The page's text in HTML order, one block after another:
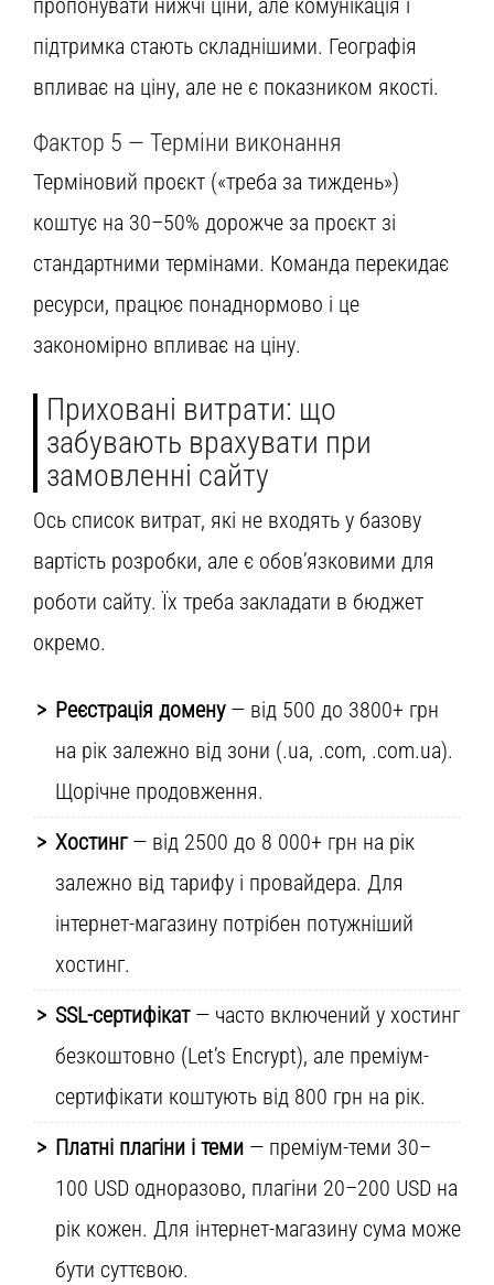
пропонувати нижчі ціни, але комунікація і
підтримка стають складнішими. Географія
впливає на ціну, але не є показником якості.
Фактор 5 — Терміни виконання
Терміновий проєкт («треба за тиждень»)
коштує на 30–50% дорожче за проєкт зі
стандартними термінами. Команда перекидає
ресурси, працює понаднормово і це
закономірно впливає на ціну.
Приховані витрати: що
забувають врахувати при
замовленні сайту
Ось список витрат, які не входять у базову
вартість розробки, але є обов’язковими для
роботи сайту. Їх треба закладати в бюджет
окремо.
Реєстрація домену— від 500 до 3800+ грн
на рік залежно від зони (.ua, .com, .com.ua).
Щорічне продовження.
Хостинг— від 2500 до 8 000+ грн на рік
залежно від тарифу і провайдера. Для
інтернет-магазину потрібен потужніший
хостинг.
SSL-сертифікат— часто включений у хостинг
безкоштовно (Let’s Encrypt), але преміум-
сертифікати коштують від 800 грн на рік.
Платні плагіни і теми — преміум-теми 30–
100 USD одноразово, плагіни 20–200 USD на
рік кожен. Для інтернет-магазину сума може
бути суттєвою.